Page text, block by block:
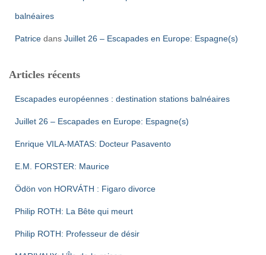
balnéaires
Patrice dans Juillet 26 – Escapades en Europe: Espagne(s)
Articles récents
Escapades européennes : destination stations balnéaires
Juillet 26 – Escapades en Europe: Espagne(s)
Enrique VILA-MATAS: Docteur Pasavento
E.M. FORSTER: Maurice
Ödön von HORVÁTH : Figaro divorce
Philip ROTH: La Bête qui meurt
Philip ROTH: Professeur de désir